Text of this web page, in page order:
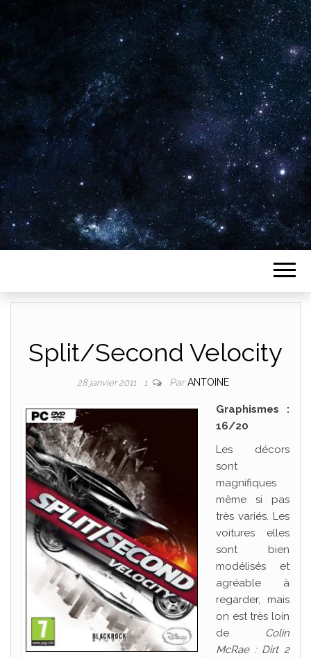
Plus de 2800 critiques de films
Split/Second Velocity
28 janvier 2011 1 ParANTOINE
Graphismes :
16/20
Les décors
sont
magnifiques
même si pas
très variés. Les
voitures elles
sont bien
modélisés et
agréable à
regarder, mais
on est très loin
de Colin
McRae : Dirt 2